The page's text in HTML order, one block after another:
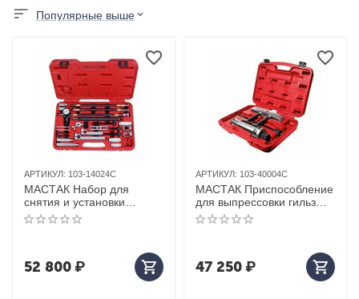
Популярные выше
АРТИКУЛ: 103-14024C
МАСТАК Набор для
снятия и установки
пружин клапанов
универсальный, кейс, 24
52 800₽
АРТИКУЛ: 103-40004C
МАСТАК Приспособление
для выпрессовки гильз
цилиндров блока 60-160
мм, кейс, 4 предмета
47 250₽